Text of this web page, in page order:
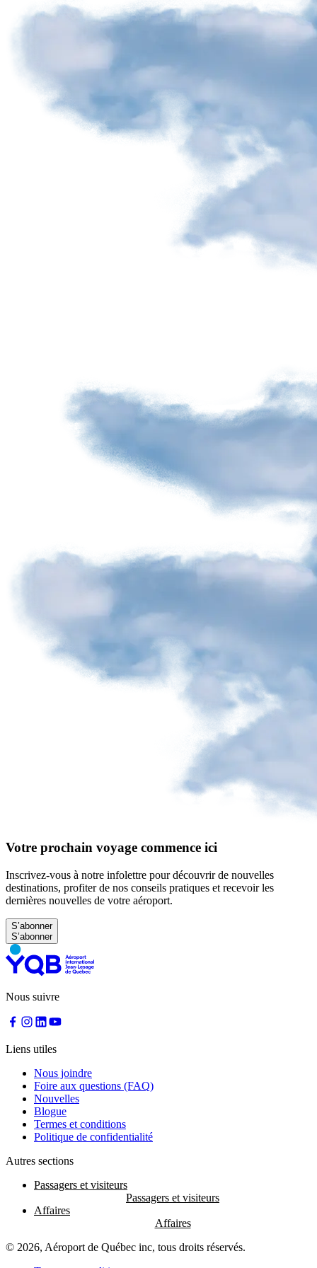
Votre prochain voyage commence ici
Inscrivez-vous à notre infolettre pour découvrir de nouvelles
destinations, profiter de nos conseils pratiques et recevoir les
dernières nouvelles de votre aéroport.
S’abonner
Nous suivre
Liens utiles
Nous joindre
Foire aux questions (FAQ)
Nouvelles
Blogue
Termes et conditions
Politique de confidentialité
Autres sections
Passagers et visiteurs
Affaires
© 2026, Aéroport de Québec inc, tous droits réservés.